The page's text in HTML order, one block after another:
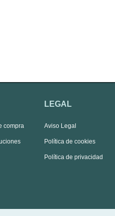
compra
LEGAL
Aviso Legal
Política de cookies
Política de privacidad